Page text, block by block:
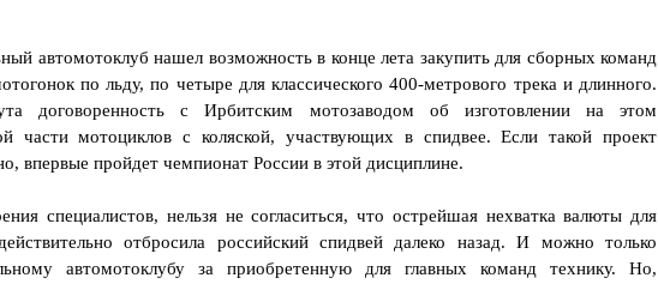
автомотоклуб нашел возможность в конце лета закупить для сборных команд
по льду, по четыре для классического 400-метрового трека и длинного.
договоренность с Ирбитским мотозаводом об изготовлении на этом
части мотоциклов с коляской, участвующих в спидвее. Если такой проект
впервые пройдет чемпионат России в этой дисциплине.
специалистов, нельзя не согласиться, что острейшая нехватка валюты для
отбросила российский спидвей далеко назад. И можно только
автомотоклубу за приобретенную для главных команд технику. Но,